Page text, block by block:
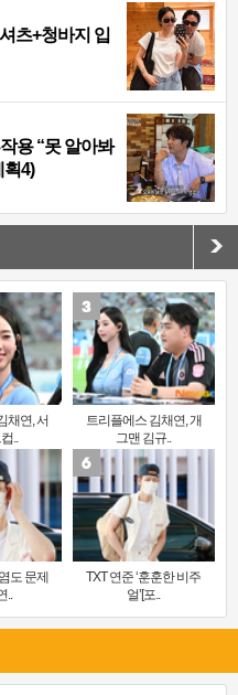
츠+청바지 입
용 “못 알아봐
획4)
채연, 서
..
트리플에스 김채연, 개
그맨 김규..
도 문제
..
TXT 연준 ‘훈훈한 비주
얼’[포..